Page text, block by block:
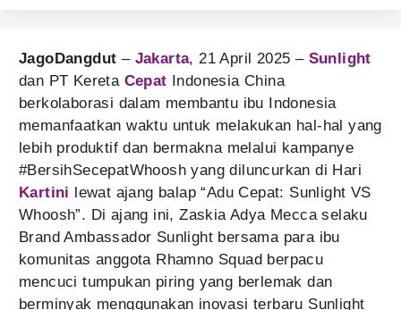
JagoDangdut – Jakarta, 21 April 2025 – Sunlight
dan PT Kereta Cepat Indonesia China
berkolaborasi dalam membantu ibu Indonesia
memanfaatkan waktu untuk melakukan hal-hal yang
lebih produktif dan bermakna melalui kampanye
#BersihSecepatWhoosh yang diluncurkan di Hari
Kartini lewat ajang balap “Adu Cepat: Sunlight VS
Whoosh”. Di ajang ini, Zaskia Adya Mecca selaku
Brand Ambassador Sunlight bersama para ibu
komunitas anggota Rhamno Squad berpacu
mencuci tumpukan piring yang berlemak dan
berminyak menggunakan inovasi terbaru Sunlight